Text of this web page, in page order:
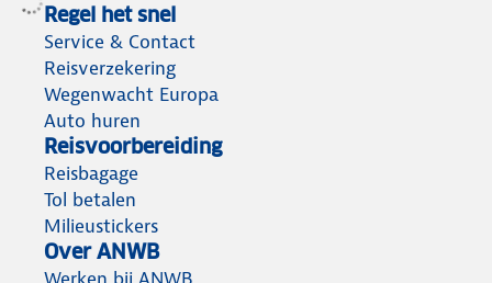
Regel het snel
Service & Contact
Reisverzekering
Wegenwacht Europa
Auto huren
Reisvoorbereiding
Reisbagage
Tol betalen
Milieustickers
Over ANWB
Werken bij ANWB